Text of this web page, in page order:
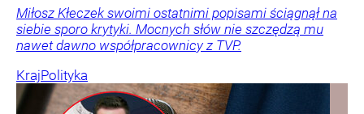
Miłosz Kłeczek swoimi ostatnimi popisami ściągnął na
siebie sporo krytyki. Mocnych słów nie szczędzą mu
nawet dawno współpracownicy z TVP.
KrajPolityka